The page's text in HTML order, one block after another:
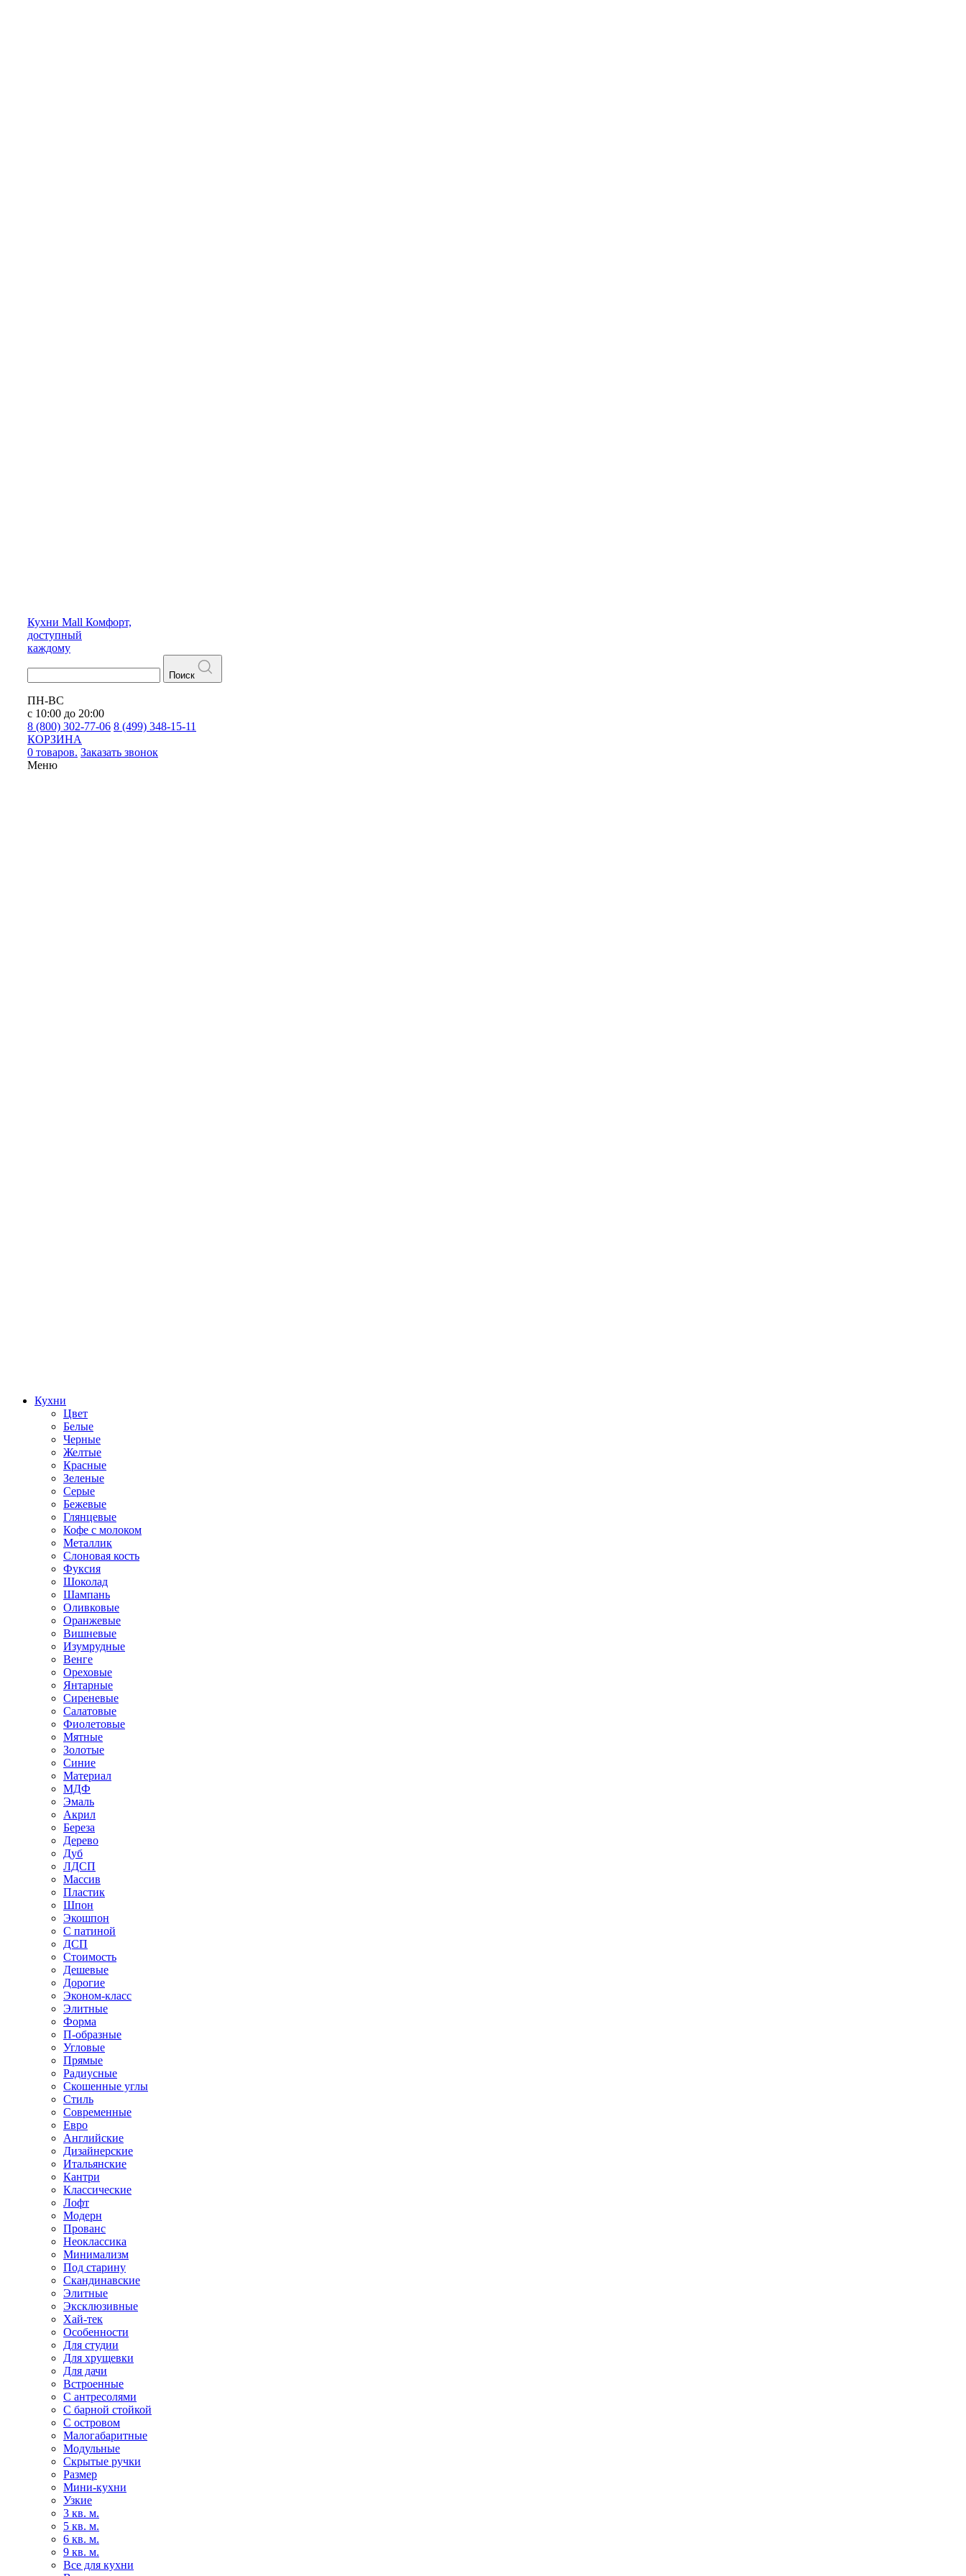
Кухни Mall Комфорт,
доступный
каждому
Поиск
ПН-ВС
с 10:00 до 20:00
8 (800) 302-77-06 8 (499) 348-15-11
КОРЗИНА
0 товаров. Заказать звонок
Меню
Кухни
Цвет
Белые
Черные
Желтые
Красные
Зеленые
Серые
Бежевые
Глянцевые
Кофе с молоком
Металлик
Слоновая кость
Фуксия
Шоколад
Шампань
Оливковые
Оранжевые
Вишневые
Изумрудные
Венге
Ореховые
Янтарные
Сиреневые
Салатовые
Фиолетовые
Мятные
Золотые
Синие
Материал
МДФ
Эмаль
Акрил
Береза
Дерево
Дуб
ЛДСП
Массив
Пластик
Шпон
Экошпон
С патиной
ДСП
Стоимость
Дешевые
Дорогие
Эконом-класс
Элитные
Форма
П-образные
Угловые
Прямые
Радиусные
Скошенные углы
Стиль
Современные
Евро
Английские
Дизайнерские
Итальянские
Кантри
Классические
Лофт
Модерн
Прованс
Неоклассика
Минимализм
Под старину
Скандинавские
Элитные
Эксклюзивные
Хай-тек
Особенности
Для студии
Для хрущевки
Для дачи
Встроенные
С антресолями
С барной стойкой
С островом
Малогабаритные
Модульные
Скрытые ручки
Размер
Мини-кухни
Узкие
3 кв. м.
5 кв. м.
6 кв. м.
9 кв. м.
Все для кухни